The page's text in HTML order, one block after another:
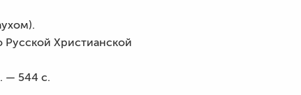
Христианской
— 544 с.